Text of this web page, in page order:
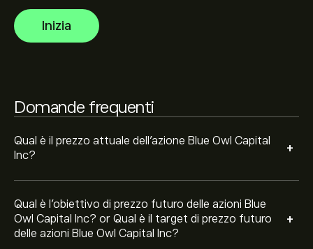
Inizia
Domande frequenti
Qual è il prezzo attuale dell'azione Blue Owl Capital
Inc?
+
Qual è l'obiettivo di prezzo futuro delle azioni Blue
Owl Capital Inc? or Qual è il target di prezzo futuro
delle azioni Blue Owl Capital Inc?
+
Capital Inc basate su tendenze di mercato, rapporti
finanziari e crescita prevista. Consulta le previsioni
recenti per i futuri movimenti dei prezzi.
negli ultimi 3 mesi, il consenso generale è Acquisto
Moderato.